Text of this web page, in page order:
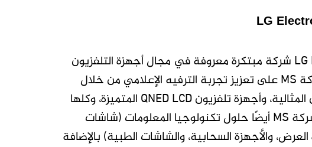
LG
تعد شركة LG Media Entertainment Solution Company (MS) شركة مبتكرة معروفة في مجال أجهزة التلفزيون
والصوت وشاشات العرض ومنصات التلفزيون الذكية. تعمل شركة MS على تعزيز تجربة الترفيه الإعلامي من خلال
أجهزة تلفزيون OLED، المشهورة باللون الأسود المثالي والألوان المثالية، وأجهزة تلفزيون QNED LCD المتميزة، وكلها
مدعومة بمنصة التلفزيون الذكية webOS المخصصة. تقدم شركة MS أيضًا حلول تكنولوجيا المعلومات (شاشات
والأجهزة السحابية، والشاشات الطبية) بالإضافة